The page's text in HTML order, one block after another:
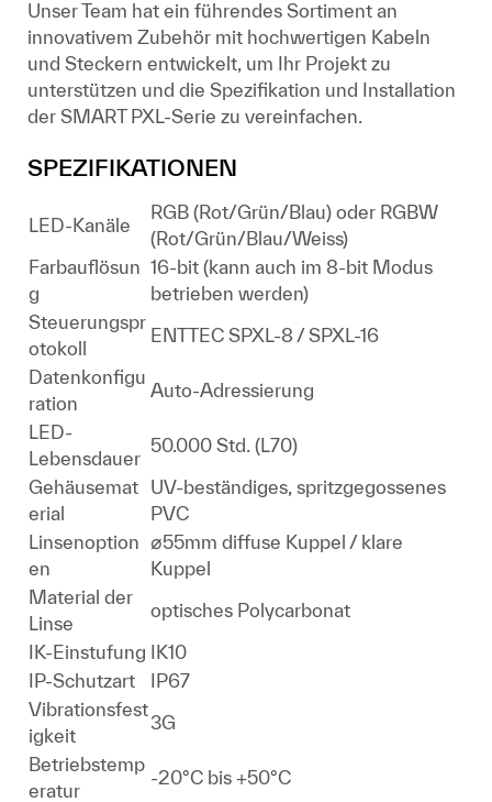
Unser Team hat ein führendes Sortiment an
innovativem Zubehör mit hochwertigen Kabeln
und Steckern entwickelt, um Ihr Projekt zu
unterstützen und die Spezifikation und Installation
der SMART PXL-Serie zu vereinfachen.
SPEZIFIKATIONEN
LED-Kanäle
RGB (Rot/Grün/Blau) oder RGBW
(Rot/Grün/Blau/Weiss)
Farbauflösun
g
16-bit (kann auch im 8-bit Modus
betrieben werden)
Steuerungspr
otokoll
ENTTEC SPXL-8 / SPXL-16
Datenkonfigu
ration
Auto-Adressierung
LED-
Lebensdauer
50.000 Std. (L70)
Gehäusemat
erial
UV-beständiges, spritzgegossenes
PVC
Linsenoption
en
⌀55mm diffuse Kuppel / klare
Kuppel
Material der
Linse
optisches Polycarbonat
IK-Einstufung IK10
IP-Schutzart
IP67
Vibrationsfest
igkeit
3G
Betriebstemp
eratur
-20°C bis +50°C